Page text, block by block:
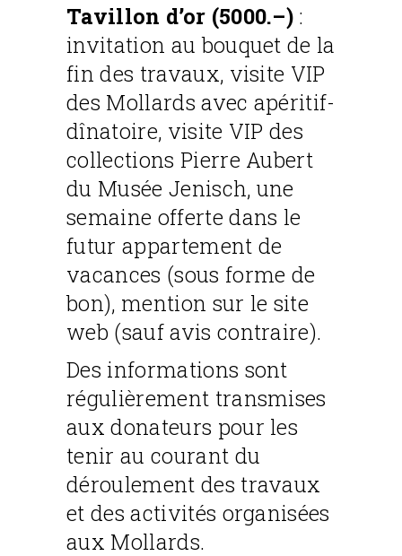
Tavillon d’or (5000.–) :
invitation au bouquet de la
fin des travaux, visite VIP
des Mollards avec apéritif-
dînatoire, visite VIP des
collections Pierre Aubert
du Musée Jenisch, une
semaine offerte dans le
futur appartement de
vacances (sous forme de
bon), mention sur le site
web (sauf avis contraire).
Des informations sont
régulièrement transmises
aux donateurs pour les
tenir au courant du
déroulement des travaux
et des activités organisées
aux Mollards.